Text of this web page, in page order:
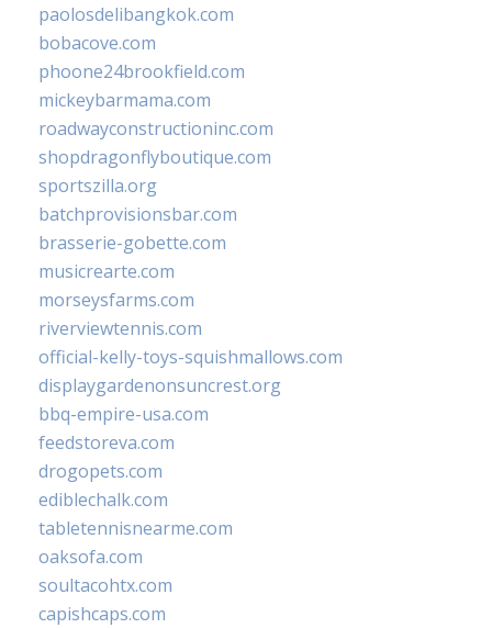
paolosdelibangkok.com
bobacove.com
phoone24brookfield.com
mickeybarmama.com
roadwayconstructioninc.com
shopdragonflyboutique.com
sportszilla.org
batchprovisionsbar.com
brasserie-gobette.com
musicrearte.com
morseysfarms.com
riverviewtennis.com
official-kelly-toys-squishmallows.com
displaygardenonsuncrest.org
bbq-empire-usa.com
feedstoreva.com
drogopets.com
ediblechalk.com
tabletennisnearme.com
oaksofa.com
soultacohtx.com
capishcaps.com